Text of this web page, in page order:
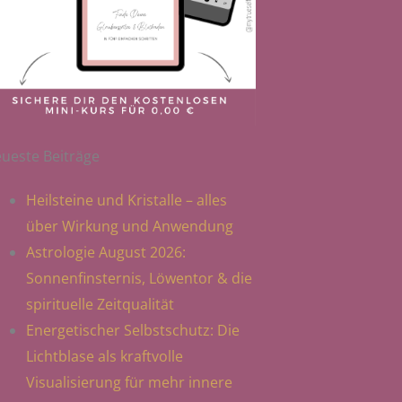
Beiträge
Heilsteine und Kristalle – alles
über Wirkung und Anwendung
Astrologie August 2026:
Sonnenfinsternis, Löwentor & die
spirituelle Zeitqualität
Energetischer Selbstschutz: Die
Lichtblase als kraftvolle
Visualisierung für mehr innere